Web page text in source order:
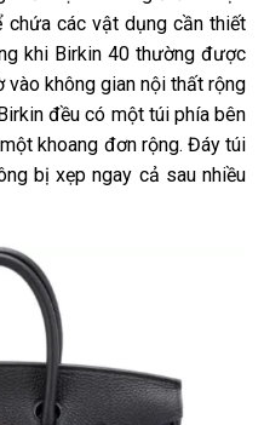
chứa các vật dụng cần thiết
khi Birkin 40 thường được
không gian nội thất rộng
đều có một túi phía bên
khoang đơn rộng. Đáy túi
bị xẹp ngay cả sau nhiều